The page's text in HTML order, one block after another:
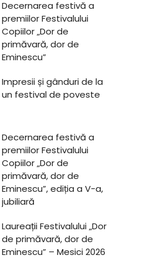
Decernarea festivă a
premiilor Festivalului
Copiilor „Dor de
primăvară, dor de
Eminescu”
Impresii și gânduri de la
un festival de poveste
Decernarea festivă a
premiilor Festivalului
Copiilor „Dor de
primăvară, dor de
Eminescu”, ediția a V-a,
jubiliară
Laureații Festivalului „Dor
de primăvară, dor de
Eminescu” – Mesici 2026